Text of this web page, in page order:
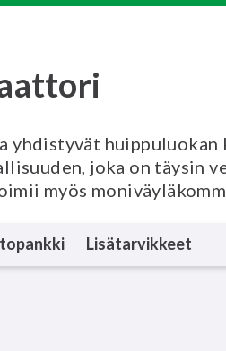
yhdistyvät
joka on täysin
myös
Lisätarvikkeet